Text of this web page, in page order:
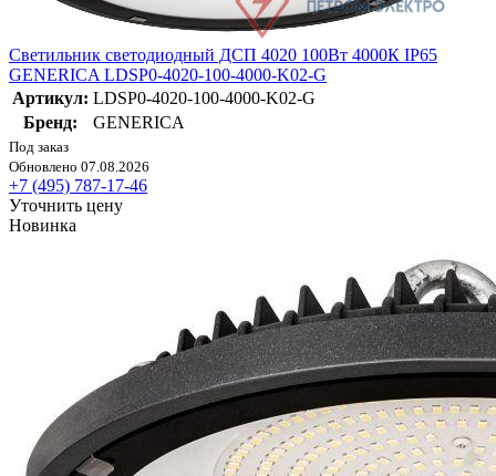
Светильник светодиодный ДСП 4020 100Вт 4000К IP65
GENERICA LDSP0-4020-100-4000-K02-G
Артикул: LDSP0-4020-100-4000-K02-G
Бренд:
GENERICA
Под заказ
Обновлено 07.08.2026
+7 (495) 787-17-46
Уточнить цену
Новинка